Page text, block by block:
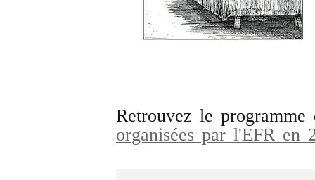
Retrouvez le
organisées par l'EFR